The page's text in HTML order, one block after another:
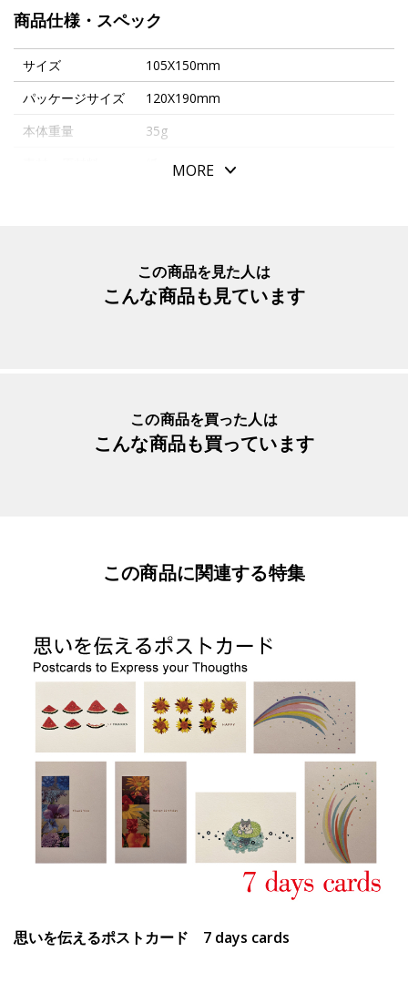
えてみませんか？
カードセットは専用封筒にお入れします。
商品仕様・スペック
サイズ
105X150mm
パッケージサイズ
120X190mm
本体重量
35g
yaya40
MORE
この商品を見た人は
こんな商品も見ています
この商品を買った人は
こんな商品も買っています
この商品に関連する特集
思いを伝えるポストカード 7 days cards